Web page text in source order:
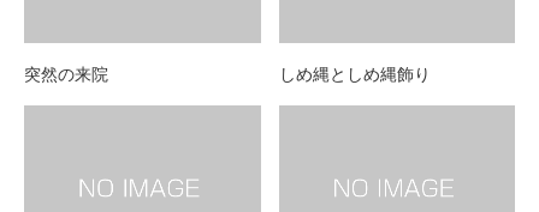
突然の来院 しめ縄としめ縄飾り